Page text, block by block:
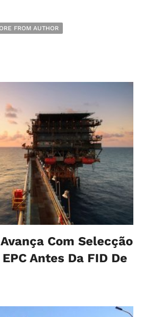
FROM AUTHOR
Com Selecção
Antes Da FID De